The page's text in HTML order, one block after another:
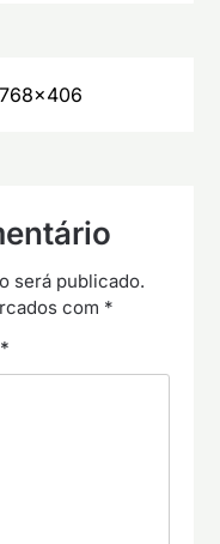
será publicado.
com *
*